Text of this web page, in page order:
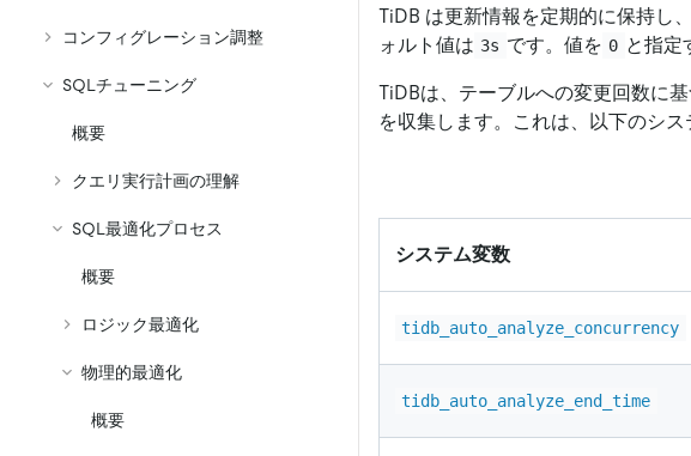
コンフィグレーション調整
SQLチューニング
概要
クエリ実行計画の理解
SQL最適化プロセス
概要
ロジック最適化
物理的最適化
概要
TiDB は更新情報を定期的に保持し
ォルト値は 3s です。値を 0 と指定
TiDBは、テーブルへの変更回数に
を収集します。これは、以下のシス
システム変数
tidb_auto_analyze_concurrency
tidb_auto_analyze_end_time